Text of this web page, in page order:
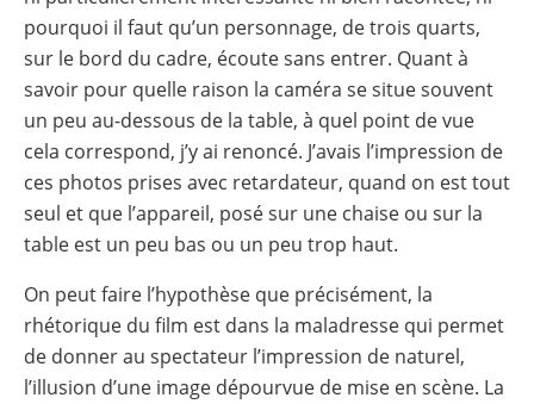
pourquoi il faut qu’un personnage, de trois quarts,
sur le bord du cadre, écoute sans entrer. Quant à
savoir pour quelle raison la caméra se situe souvent
un peu au-dessous de la table, à quel point de vue
cela correspond, j’y ai renoncé. J’avais l’impression de
ces photos prises avec retardateur, quand on est tout
seul et que l’appareil, posé sur une chaise ou sur la
table est un peu bas ou un peu trop haut.
On peut faire l’hypothèse que précisément, la
rhétorique du film est dans la maladresse qui permet
de donner au spectateur l’impression de naturel,
l’illusion d’une image dépourvue de mise en scène. La